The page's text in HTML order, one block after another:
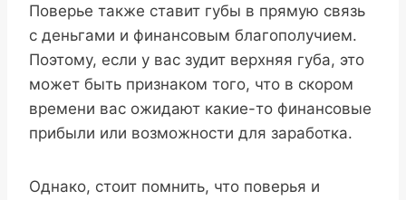
Поверье также ставит губы в прямую связь
с деньгами и финансовым благополучием.
Поэтому, если у вас зудит верхняя губа, это
может быть признаком того, что в скором
времени вас ожидают какие-то финансовые
прибыли или возможности для заработка.
Однако, стоит помнить, что поверья и